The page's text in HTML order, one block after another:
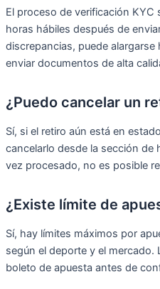
El proceso de verificación
horas hábiles después de
discrepancias, puede
enviar documentos de alta
¿Puedo cancelar un
Sí, si el retiro aún está en
cancelarlo desde la sección de
vez procesado, no es posible
¿Existe límite de
Sí, hay límites máximos por
según el deporte y el mercado.
boleto de apuesta antes de